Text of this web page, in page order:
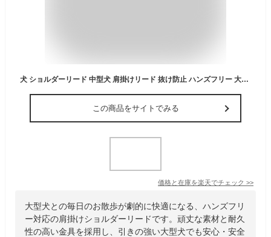
犬 ショルダーリード 中型犬 肩掛けリード 抜け防止 ハンズフリー 大型犬 ダブルリード ショルダー 外れ 防止 ペット 犬用 リード
この商品をサイトでみる
価格と在庫を楽天でチェック >>
大型犬との毎日のお散歩が劇的に快適になる、ハンズフリ
ー対応の肩掛けショルダーリードです。頑丈な素材と耐久
性の高い金具を採用し、引きの強い大型犬でも安心・安全